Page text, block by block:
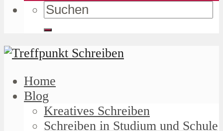
Home
Blog
Kreatives Schreiben
Schreiben in Studium und Schule